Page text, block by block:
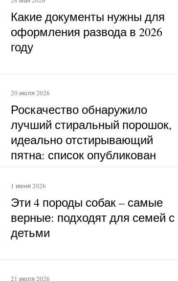
Какие документы нужны для
оформления развода в 2026
году
Роскачество обнаружило
лучший стиральный порошок,
идеально отстирывающий
пятна: список опубликован
20 июля 2026
Эти 4 породы собак – самые
верные: подходят для семей с
детьми
1 июня 2026
21 июля 2026